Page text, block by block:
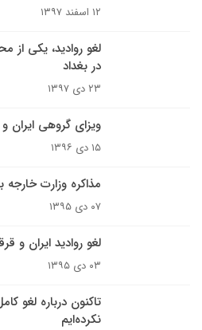
۱۲ اسفند ۱۳۹۷
لغو روادید، یکی
در بغداد
۲۳ دی ۱۳۹۷
ویزای گروهی ایران و روسیه
۱۵ دی ۱۳۹۶
مذاکره وزارت خارجه با 72 کشور در مورد لغو
۰۷ دی ۱۳۹۵
لغو روادید ایران و
۰۳ دی ۱۳۹۵
تاکنون درباره لغو
نکرده‌ایم